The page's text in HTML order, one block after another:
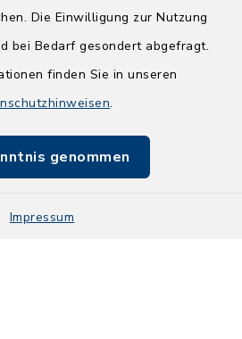
Die Einwilligung zur Nutzung
bei Bedarf gesondert abgefragt.
finden Sie in unseren
.
genommen
Impressum
Sitemap